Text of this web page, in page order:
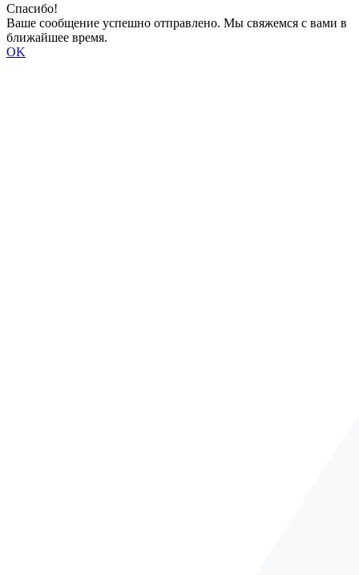
Спасибо!
Ваше сообщение успешно отправлено. Мы свяжемся с вами в
ближайшее время.
OK